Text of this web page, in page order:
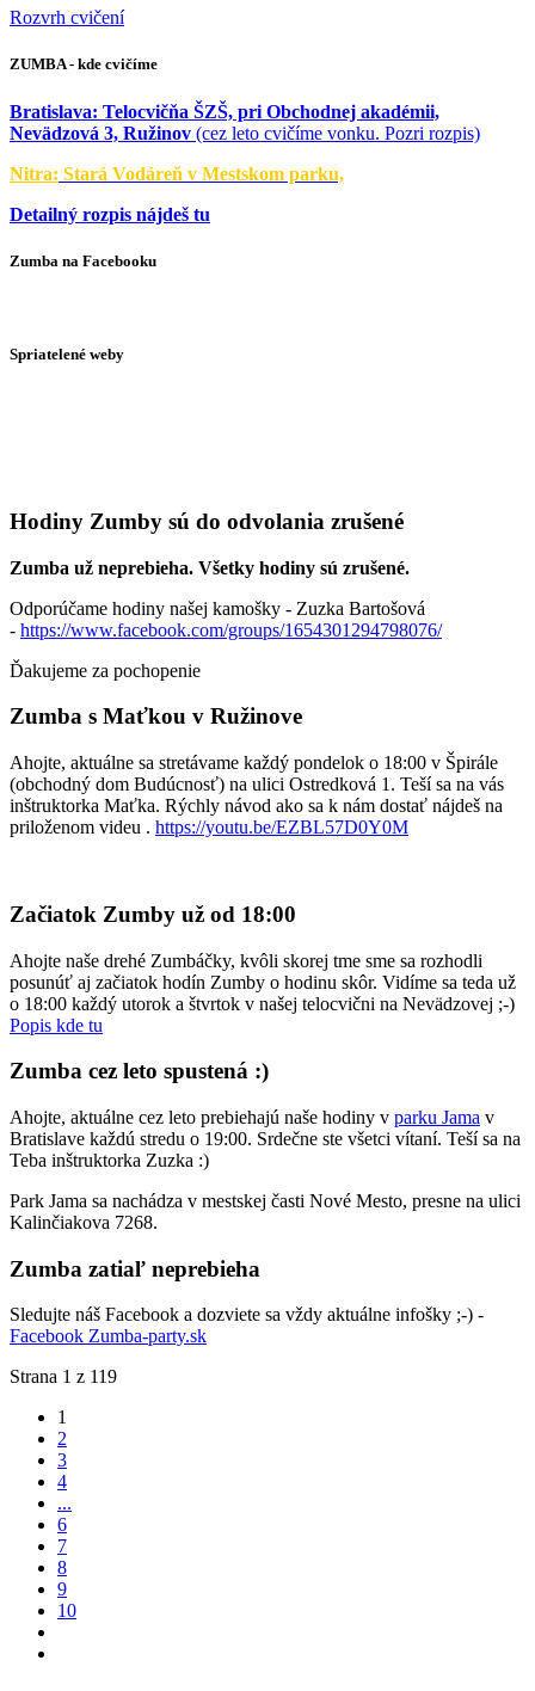
Rozvrh cvičení
ZUMBA - kde cvičíme
Bratislava: Telocvičňa ŠZŠ, pri Obchodnej akadémii,
Nevädzová 3, Ružinov (cez leto cvičíme vonku. Pozri rozpis)
Nitra: Stará Vodáreň v Mestskom parku,
Detailný rozpis nájdeš tu
Zumba na Facebooku
Spriatelené weby
Hodiny Zumby sú do odvolania zrušené
Zumba už neprebieha. Všetky hodiny sú zrušené.
Odporúčame hodiny našej kamošky - Zuzka Bartošová
- https://www.facebook.com/groups/1654301294798076/
Ďakujeme za pochopenie
Zumba s Maťkou v Ružinove
Ahojte, aktuálne sa stretávame každý pondelok o 18:00 v Špirále
(obchodný dom Budúcnosť) na ulici Ostredková 1. Teší sa na vás
inštruktorka Maťka. Rýchly návod ako sa k nám dostať nájdeš na
priloženom videu . https://youtu.be/EZBL57D0Y0M
Začiatok Zumby už od 18:00
Ahojte naše drehé Zumbáčky, kvôli skorej tme sme sa rozhodli
posunúť aj začiatok hodín Zumby o hodinu skôr. Vidíme sa teda už
o 18:00 každý utorok a štvrtok v našej telocvični na Nevädzovej ;-)
Popis kde tu
Zumba cez leto spustená :)
Ahojte, aktuálne cez leto prebiehajú naše hodiny v parku Jama v
Bratislave každú stredu o 19:00. Srdečne ste všetci vítaní. Teší sa na
Teba inštruktorka Zuzka :)
Park Jama sa nachádza v mestskej časti Nové Mesto, presne na ulici
Kalinčiakova 7268.
Zumba zatiaľ neprebieha
Sledujte náš Facebook a dozviete sa vždy aktuálne infošky ;-) -
Facebook Zumba-party.sk
Strana 1 z 119
1
2
3
4
...
6
7
8
9
10